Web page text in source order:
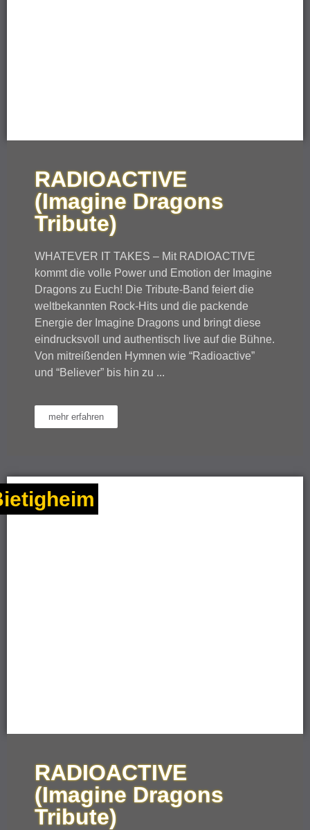
RADIOACTIVE
(Imagine Dragons
Tribute)
WHATEVER IT TAKES – Mit RADIOACTIVE
kommt die volle Power und Emotion der Imagine
Dragons zu Euch! Die Tribute-Band feiert die
weltbekannten Rock-Hits und die packende
Energie der Imagine Dragons und bringt diese
eindrucksvoll und authentisch live auf die Bühne.
Von mitreißenden Hymnen wie “Radioactive”
und “Believer” bis hin zu ...
mehr erfahren
RADIOACTIVE
(Imagine Dragons
Tribute)